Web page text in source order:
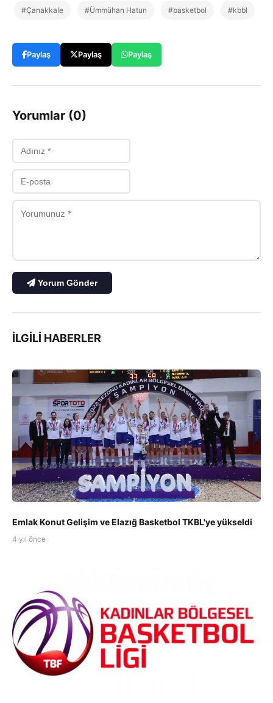
#Çanakkale #Ümmühan Hatun #basketbol #kbbl
Paylaş Paylaş Paylaş
Yorumlar (0)
Yorum Gönder
İLGILI HABERLER
Emlak Konut Gelişim ve Elazığ Basketbol TKBL'ye yükseldi
4 yıl önce